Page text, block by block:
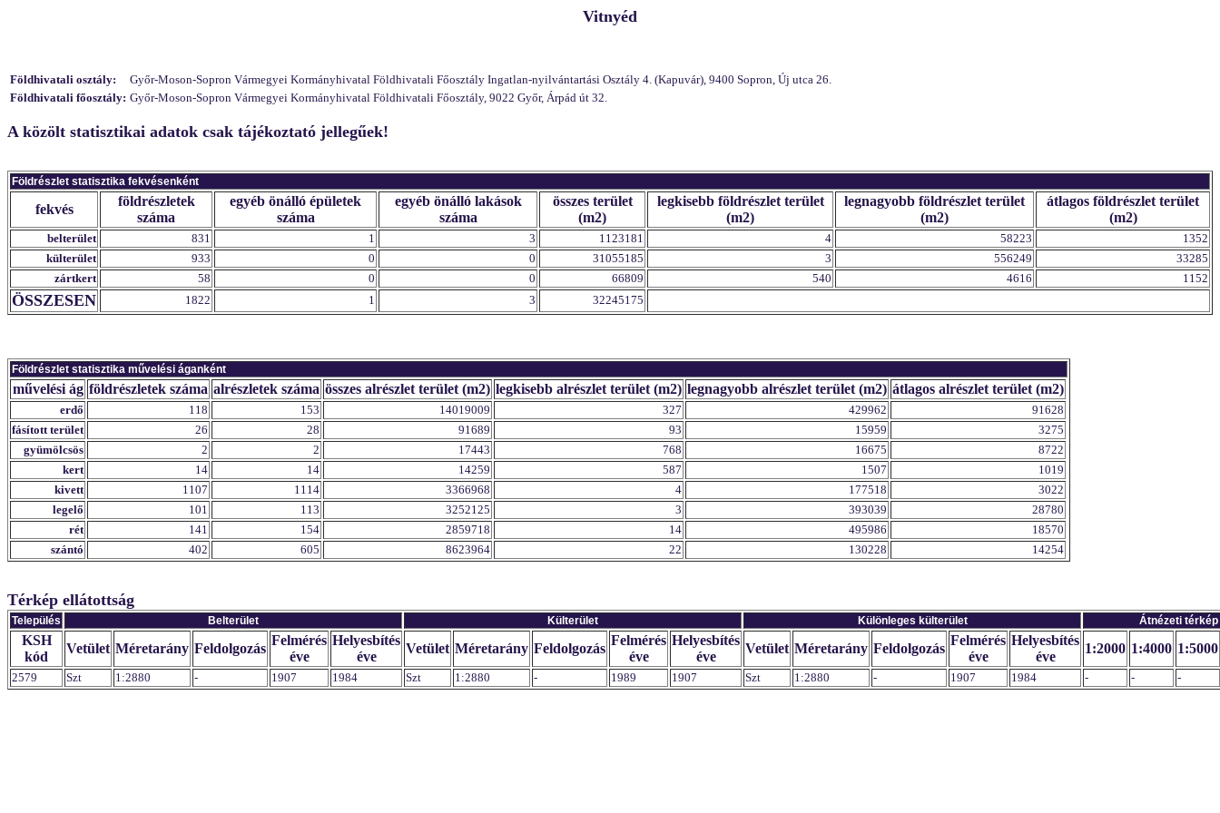
Vitnyéd
Földhivatali osztály:
Győr-Moson-Sopron Vármegyei Kormányhivatal Földhivatali Főosztály Ingatlan-nyilvántartási Osztály 4. (Kapuvár), 9400 Sopron, Új utca 26.
Földhivatali főosztály: Győr-Moson-Sopron Vármegyei Kormányhivatal Földhivatali Főosztály, 9022 Győr, Árpád út 32.
A közölt statisztikai adatok csak tájékoztató jellegűek!
Földrészlet statisztika fekvésenként
fekvés
földrészletek
száma
egyéb önálló épületek
száma
egyéb önálló lakások
száma
összes terület
(m2)
legkisebb földrészlet terület
(m2)
legnagyobb földrészlet terület
(m2)
átlagos földrészlet terület
(m2)
belterület 831 1 3 1123181 4 58223
1352
külterület
933 0 0 31055185 3 556249
33285
zártkert
58 0 0 66809 540 4616 1152
ÖSSZESEN 1822 1 3 32245175
Földrészlet statisztika művelési áganként
művelési ág földrészletek száma alrészletek száma összes alrészlet terület (m2) legkisebb alrészlet terület (m2) legnagyobb alrészlet terület (m2) átlagos alrészlet terület (m2)
erdő 118 153 14019009 327 429962
91628
fásított terület
26 28 91689 93 15959
3275
gyümölcsös
2 2 17443 768 16675
8722
kert
14 14 14259 587 1507
1019
kivett
1107 1114 3366968 4 177518
3022
legelő
101 113 3252125 3 393039
28780
rét
141 154 2859718 14 495986
18570
szántó
402 605 8623964 22 130228 14254
Térkép ellátottság
Település Belterület Külterület Különleges külterület Átnézeti térkép
KSH
kód
Vetület Méretarány Feldolgozás
Felmérés
éve
Helyesbítés
éve
Vetület Méretarány Feldolgozás
Felmérés
éve
Helyesbítés
éve
Vetület Méretarány Feldolgozás
Felmérés
éve
Helyesbítés
éve
1:2000 1:4000 1:5000
2579 Szt 1:2880 - 1907 1984 Szt 1:2880 - 1989 1907 Szt 1:2880 - 1907 1984 - - -